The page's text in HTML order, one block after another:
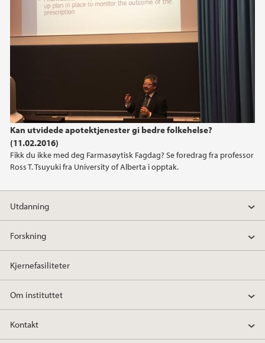
Kan utvidede apotektjenester gi bedre folkehelse?
(11.02.2016)
Fikk du ikke med deg Farmasøytisk Fagdag? Se foredrag fra professor
Ross T. Tsuyuki fra University of Alberta i opptak.
2010
Utdanning
Forskning
Kjernefasiliteter
Om instituttet
Kontakt